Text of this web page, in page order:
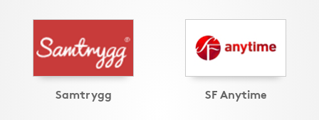
Samtrygg SF Anytime